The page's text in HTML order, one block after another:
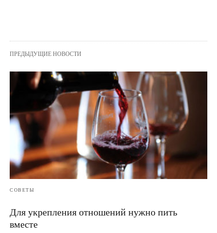
ПРЕДЫДУЩИЕ НОВОСТИ
СОВЕТЫ
Для укрепления отношений нужно пить
вместе